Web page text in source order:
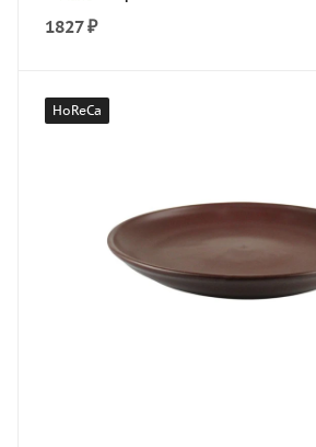
1827₽
HoReCa